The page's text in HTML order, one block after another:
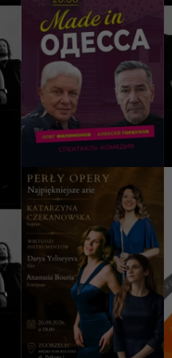
in Одесса»
Kraków, Premier Kraków
Hotel
95 - 330 PLN
КУПИТИ
20/09/2026 18:00
«Perły Opery» -
Najpiękniejsze arie
Zgorzelec, Miejski Dom
100 - 120 PLN
КУПИТИ